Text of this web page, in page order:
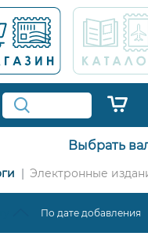
Выбрать
Электронные
По дате добавления